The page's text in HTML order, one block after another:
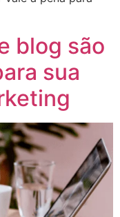
blog são
sua